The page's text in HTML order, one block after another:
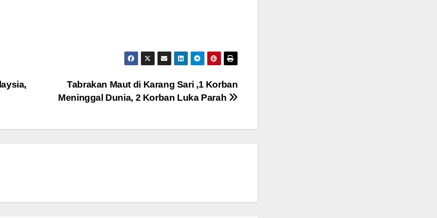
Tabrakan Maut di Karang Sari ,1 Korban
Meninggal Dunia, 2 Korban Luka Parah